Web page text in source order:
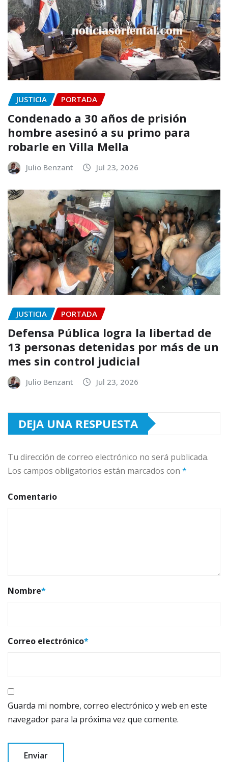
JUSTICIA PORTADA
Condenado a 30 años de prisión
hombre asesinó a su primo para
robarle en Villa Mella
Julio Benzant Jul 23, 2026
JUSTICIA PORTADA
Defensa Pública logra la libertad de
13 personas detenidas por más de un
mes sin control judicial
Julio Benzant Jul 23, 2026
DEJA UNA RESPUESTA
Tu dirección de correo electrónico no será publicada.
Los campos obligatorios están marcados con *
Comentario
Nombre*
Correo electrónico*
Guarda mi nombre, correo electrónico y web en este
navegador para la próxima vez que comente.